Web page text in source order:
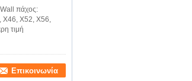
πάχος:
X46, X52, X56,
τιμή
Επικοινωνία